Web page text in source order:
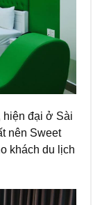
hiện đại ở Sài
nên Sweet
khách du lịch